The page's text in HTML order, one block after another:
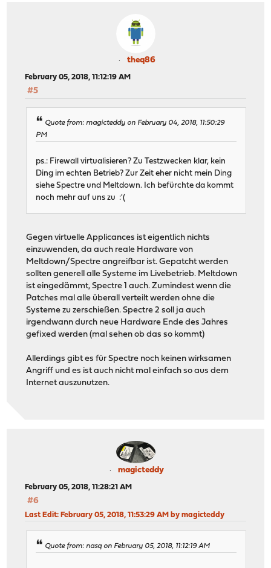
theq86
February 05, 2018, 11:12:19 AM
#5
Quote from: magicteddy on February 04, 2018, 11:50:29
PM
ps.: Firewall virtualisieren? Zu Testzwecken klar, kein
Ding im echten Betrieb? Zur Zeit eher nicht mein Ding
siehe Spectre und Meltdown. Ich befürchte da kommt
noch mehr auf uns zu :'(
Gegen virtuelle Applicances ist eigentlich nichts
einzuwenden, da auch reale Hardware von
Meltdown/Spectre angreifbar ist. Gepatcht werden
sollten generell alle Systeme im Livebetrieb. Meltdown
ist eingedämmt, Spectre 1 auch. Zumindest wenn die
Patches mal alle überall verteilt werden ohne die
Systeme zu zerschießen. Spectre 2 soll ja auch
irgendwann durch neue Hardware Ende des Jahres
gefixed werden (mal sehen ob das so kommt)
Allerdings gibt es für Spectre noch keinen wirksamen
Angriff und es ist auch nicht mal einfach so aus dem
Internet auszunutzen.
magicteddy
February 05, 2018, 11:28:21 AM
#6
Last Edit: February 05, 2018, 11:53:29 AM by magicteddy
Quote from: nasq on February 05, 2018, 11:12:19 AM